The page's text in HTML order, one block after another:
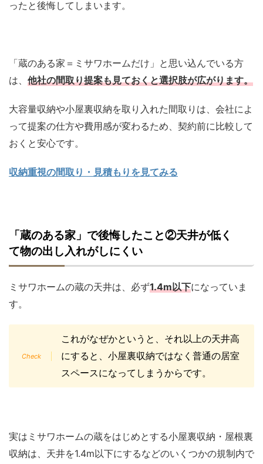
ったと後悔してしまいます。
「蔵のある家＝ミサワホームだけ」と思い込んでいる方
は、 他社の間取り提案も見ておくと選択肢が広がります。
大容量収納や小屋裏収納を取り入れた間取りは、会社によ
って提案の仕方や費用感が変わるため、契約前に比較して
おくと安心です。
収納重視の間取り・見積もりを見てみる
「蔵のある家」で後悔したこと②天井が低く
て物の出し入れがしにくい
ミサワホームの蔵の天井は、必ず1.4m以下になっていま
す。
これがなぜかというと、それ以上の天井高
にすると、小屋裏収納ではなく普通の居室
スペースになってしまうからです。
実はミサワホームの蔵をはじめとする小屋裏収納・屋根裏
収納は、天井を1.4m以下にするなどのいくつかの規制内で